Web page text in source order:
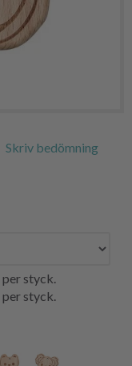
Skriv bedömning
per styck.
per styck.